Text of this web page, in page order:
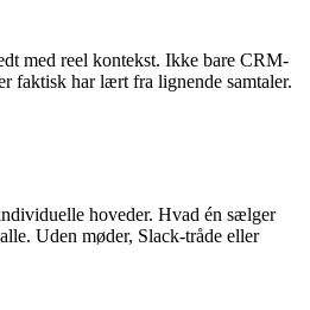
med reel kontekst. Ikke bare CRM-
faktisk har lært fra lignende samtaler.
hoveder. Hvad én sælger
Uden møder, Slack-tråde eller